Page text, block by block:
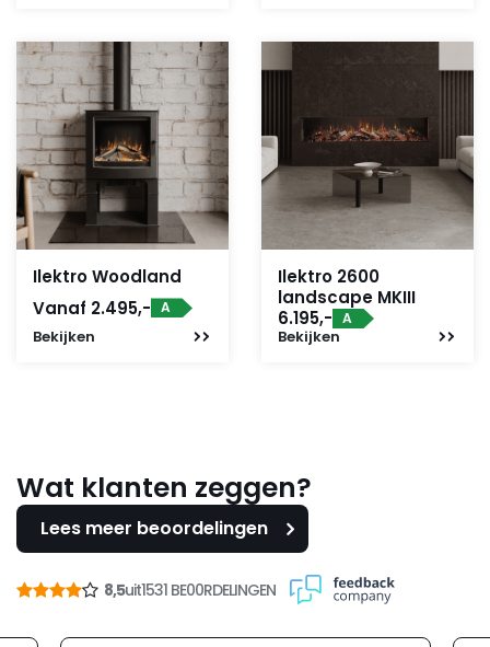
Ilektro Woodland
Vanaf 2.495,- A
Bekijken
Ilektro 2600
landscape MKIII
6.195,- A
Bekijken
Wat klanten zeggen?
Lees meer beoordelingen
8,5uit1531 BE00RDELINGEN